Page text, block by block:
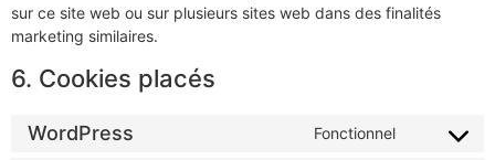
sur ce site web ou sur plusieurs sites web dans des finalités
marketing similaires.
6. Cookies placés
WordPress Fonctionnel